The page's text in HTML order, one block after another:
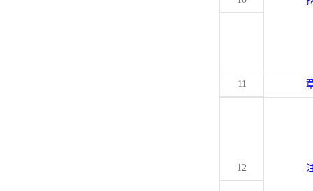
11
12